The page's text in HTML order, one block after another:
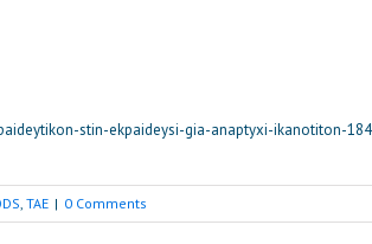
stin-ekpaideysi-gia-anaptyxi-ikanotiton-
, TAE | 0 Comments